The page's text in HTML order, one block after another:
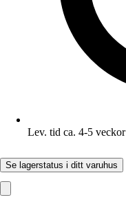
Lev. tid ca. 4-5 veckor
Se lagerstatus i ditt varuhus